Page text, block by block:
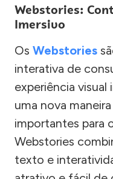
Webstories:
Imersivo
Os Webstories
interativa de
experiência visual
uma nova
importantes para
Webstories
texto e